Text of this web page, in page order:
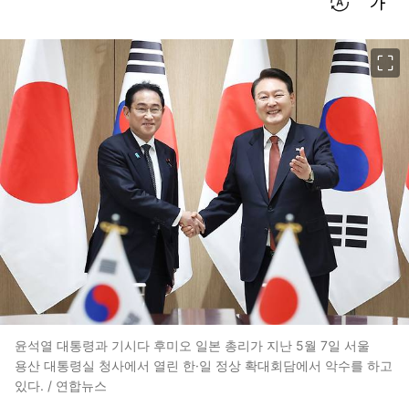
윤석열 대통령과 기시다 후미오 일본 총리가 지난 5월 7일 서울
용산 대통령실 청사에서 열린 한·일 정상 확대회담에서 악수를 하고
있다. / 연합뉴스